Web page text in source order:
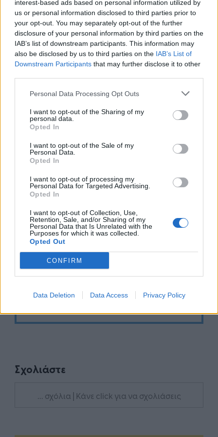
interest-based ads based on personal information utilized by
us or personal information disclosed to third parties prior to
your opt-out. You may separately opt-out of the further
disclosure of your personal information by third parties on the
IAB’s list of downstream participants. This information may
also be disclosed by us to third parties on the IAB’s List of
Downstream Participants that may further disclose it to other
Personal Data Processing Opt Outs
I want to opt-out of the Sharing of my
personal data.
Opted In
I want to opt-out of the Sale of my
Personal Data.
Opted In
I want to opt-out of processing my
Personal Data for Targeted Advertising.
Opted In
I want to opt-out of Collection, Use,
Retention, Sale, and/or Sharing of my
Personal Data that Is Unrelated with the
Purposes for which it was collected.
Opted Out
CONFIRM
Data Deletion Data Access Privacy Policy
(Φέρτε τη δική σας κρυπτογράφηση).Οι
οργανισμοί πρέπει επίσης να κάνουν εσωτερικές
αλλαγές για να διασφαλίσουν ότι το προσωπικό
σε όλα τα επίπεδα κατανοεί τις προκλήσεις
ασφαλείας και να ευθυγραμμίσουν σωστά τις
επενδυτικές προτεραιότητες. Τα ανώτερα στελέχη
κατανόηση των επιπέδων κινδύνου και των
επιεθετικών δράσεων που αντιμετωπίζει το
προσωπικό τους. Η Thales και η 451 Research θα
λεπτομέρειες κατά την επικείμενη Σύνοδο
Κρυπτογράφησης στις
Ακολουθήστε το
και μάθετε πρώτοι όλα τα επιχειρηματικά νέα
Δείτε όλες τις τελευταίες επιχειρηματικές
από την Ελλάδα και τον κόσμο στο
Σχολιάστε
... σχόλια | Κάνε click για να σχολιάσεις